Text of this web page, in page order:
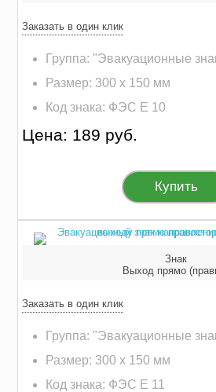
Заказать в один клик
Группа: "Эвакуационные
Размер: 300 х 150 мм
Код знака: ФЭС E 10
Цена: 189 руб.
Купить
Знак
Выход прямо
Заказать в один клик
Группа: "Эвакуационные
Размер: 300 х 150 мм
Код знака: ФЭС E 11